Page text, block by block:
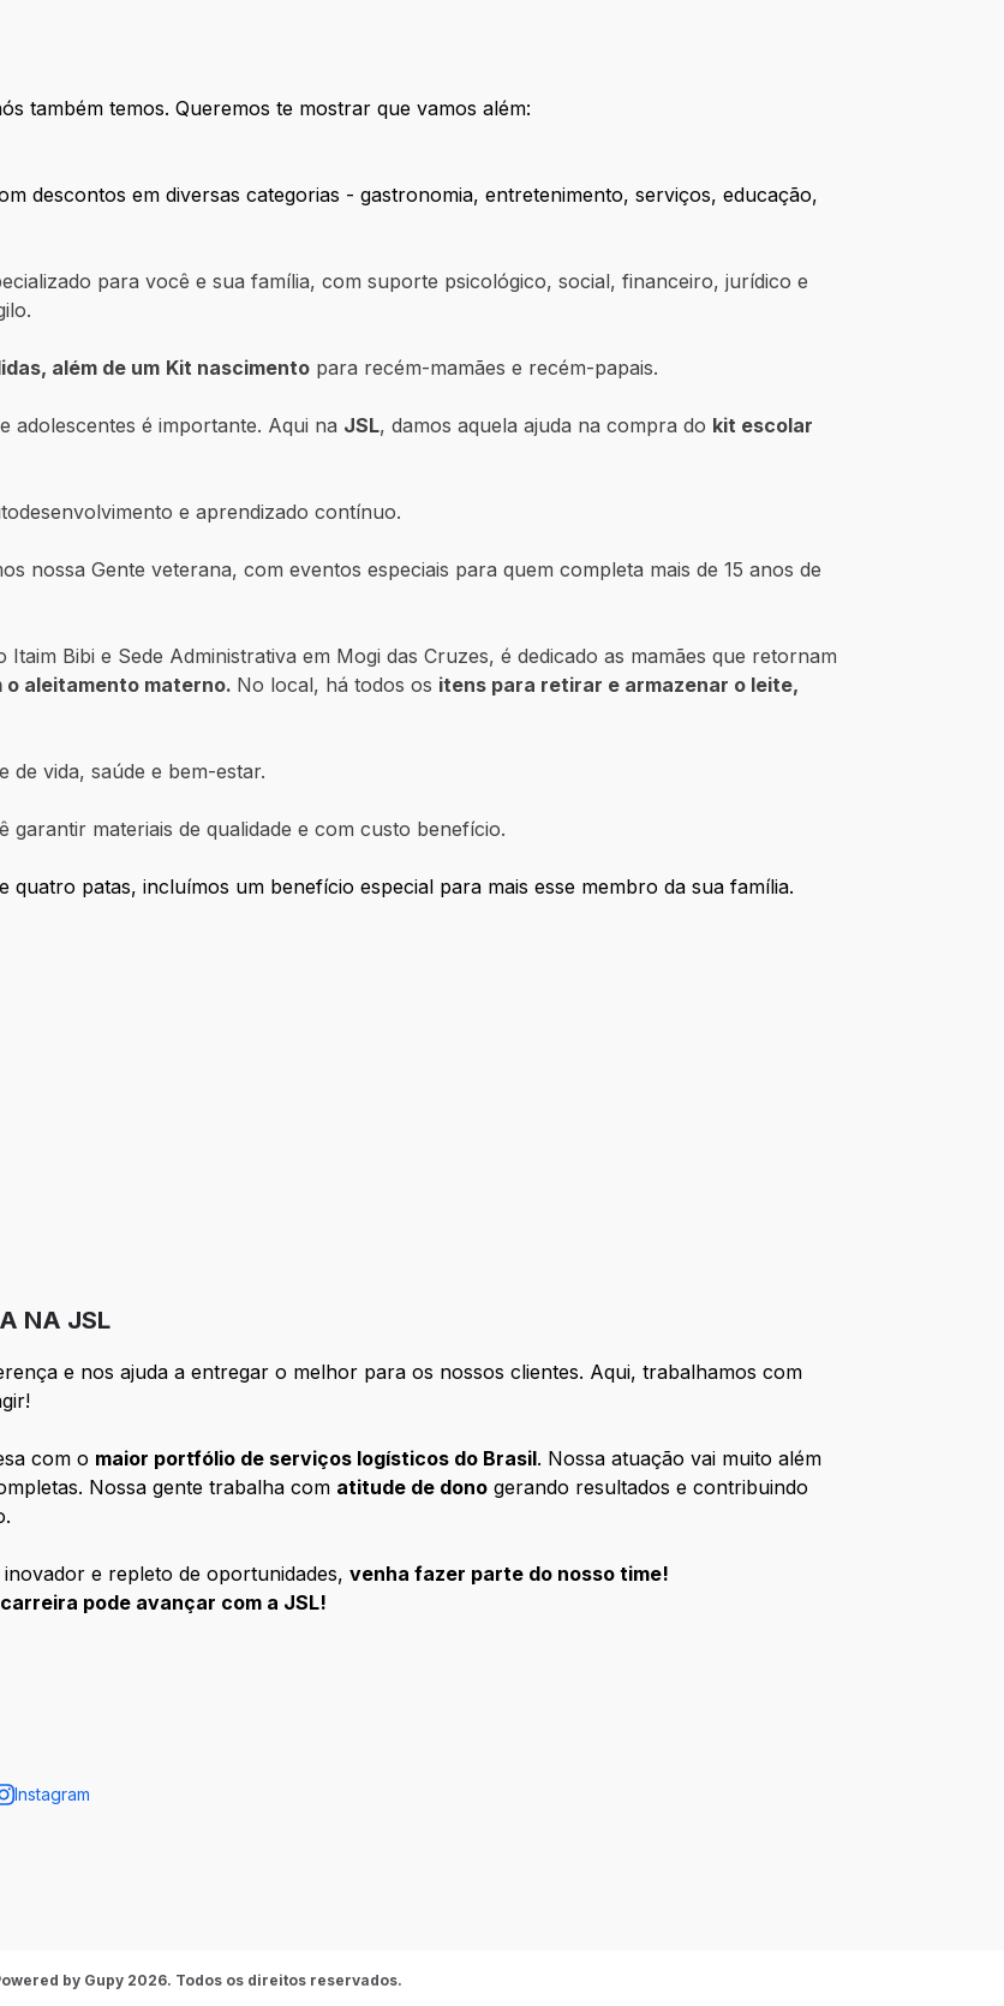
também temos. Queremos te mostrar que vamos além:
descontos em diversas categorias - gastronomia, entretenimento, serviços, educação,
para você e sua família, com suporte psicológico, social, financeiro, jurídico e
além de um Kit nascimento para recém-mamães e recém-papais.
adolescentes é importante. Aqui na JSL, damos aquela ajuda na compra do kit escolar
e aprendizado contínuo.
nossa Gente veterana, com eventos especiais para quem completa mais de 15 anos de
Bibi e Sede Administrativa em Mogi das Cruzes, é dedicado as mamães que retornam
o aleitamento materno. No local, há todos os itens para retirar e armazenar o leite,
de vida, saúde e bem-estar.
garantir materiais de qualidade e com custo benefício.
quatro patas, incluímos um benefício especial para mais esse membro da sua família.
NA JSL
e nos ajuda a entregar o melhor para os nossos clientes. Aqui, trabalhamos com
com o maior portfólio de serviços logísticos do Brasil. Nossa atuação vai muito além
Nossa gente trabalha com atitude de dono gerando resultados e contribuindo
e repleto de oportunidades,venha fazer parte do nosso time!
pode avançar com a JSL!
Instagram
by Gupy 2026. Todos os direitos reservados.